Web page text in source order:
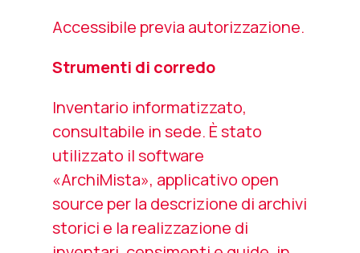
Accessibile previa autorizzazione.
Strumenti di corredo
Inventario informatizzato,
consultabile in sede. È stato
utilizzato il software
«ArchiMista», applicativo open
source per la descrizione di archivi
storici e la realizzazione di